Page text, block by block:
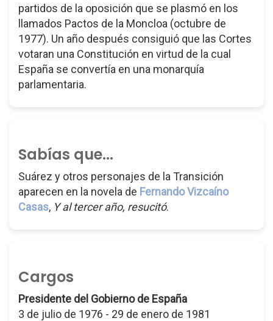
partidos de la oposición que se plasmó en los
llamados Pactos de la Moncloa (octubre de
1977). Un año después consiguió que las Cortes
votaran una Constitución en virtud de la cual
España se convertía en una monarquía
parlamentaria.
Sabías que...
Suárez y otros personajes de la Transición
aparecen en la novela de Fernando Vizcaíno
Casas, Y al tercer año, resucitó.
Cargos
Presidente del Gobierno de España
3 de julio de 1976 - 29 de enero de 1981